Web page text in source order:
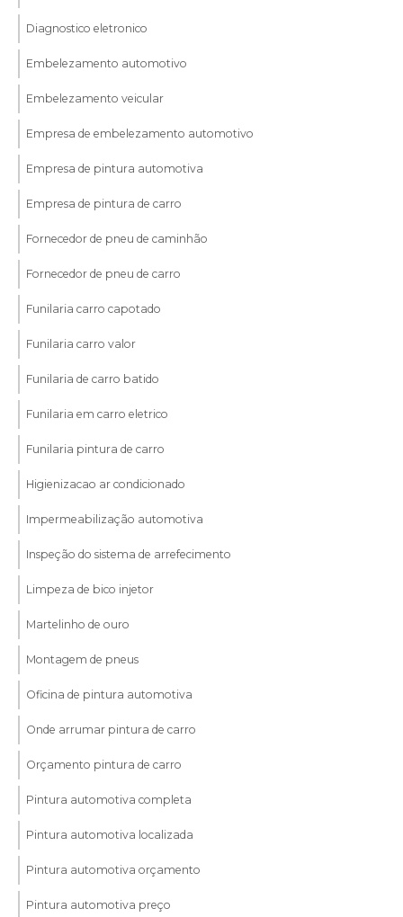
Diagnostico eletronico
Embelezamento automotivo
Embelezamento veicular
Empresa de embelezamento automotivo
Empresa de pintura automotiva
Empresa de pintura de carro
Fornecedor de pneu de caminhão
Fornecedor de pneu de carro
Funilaria carro capotado
Funilaria carro valor
Funilaria de carro batido
Funilaria em carro eletrico
Funilaria pintura de carro
Higienizacao ar condicionado
Impermeabilização automotiva
Inspeção do sistema de arrefecimento
Limpeza de bico injetor
Martelinho de ouro
Montagem de pneus
Oficina de pintura automotiva
Onde arrumar pintura de carro
Orçamento pintura de carro
Pintura automotiva completa
Pintura automotiva localizada
Pintura automotiva orçamento
Pintura automotiva preço